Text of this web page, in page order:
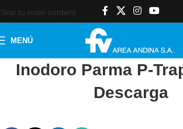
Skip to main content
MENÚ
Inodoro Parma P-
Descarga